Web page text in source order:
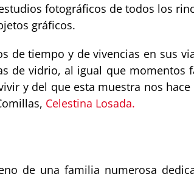
fotográficos de todos los
gráficos.
de tiempo y de vivencias en sus
de vidrio, al igual que
y del que esta muestra nos
Celestina Losada.
de una familia numerosa